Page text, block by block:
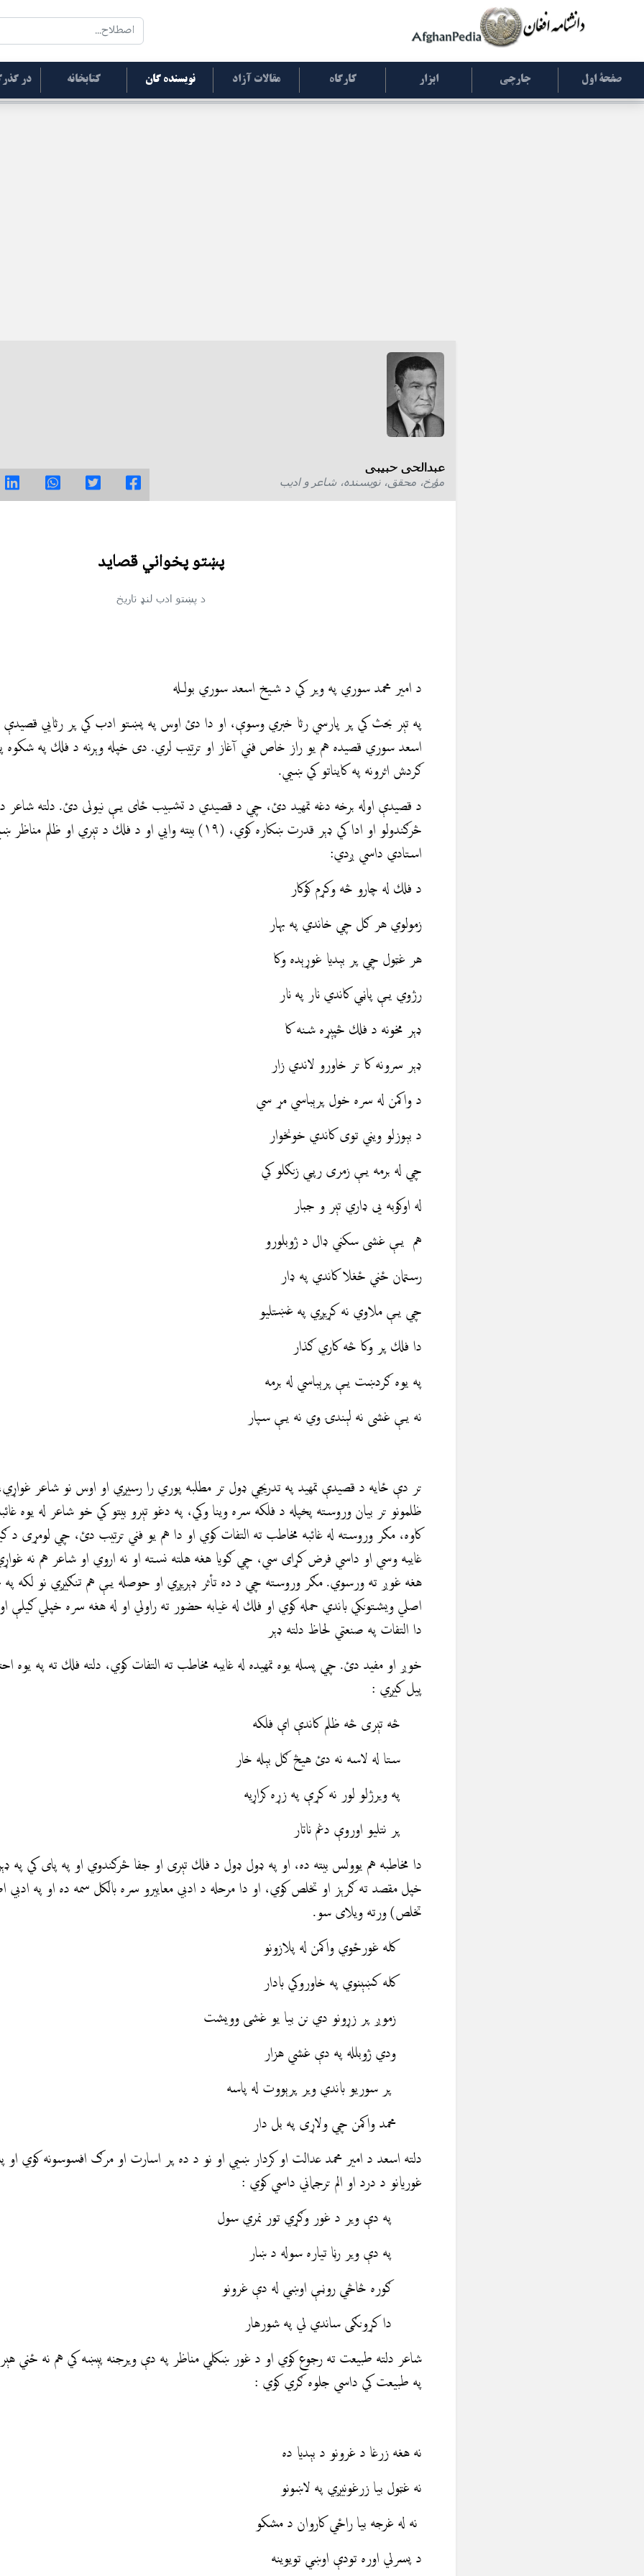
صفحۀ اول جارچی ابزار کارگاه مقالات آزاد نویسنده گان کتابخانه در
عبدالحی حبیبی
مؤرخ، محقق، نویسنده، شاعر و ادیب
پښتو پخواني قصايد
د پښتو ادب لنډ تاريخ
د امیر محمد سوري په وير کي د شيخ اسعد سوري بولـله
په تېر بحث کي پر پارسي رثا خبري وسوې، او دا دئ اوس په پښتو ادب کي پر رثايي
اسعد سوري قصيده هم یو راز خاص فني آغاز او ترتيب لري. دی خپله وېرنه د فلك په شكوه
ګردش اثرونه په کايناتو کي ښيي.
د قصيدې اوله برخه دغه تمهید دئ، چي د قصيدي د تشبيب ځای یې نيولى دئ. دلته شاعر
څرګندولو او ادا کي ډېر قدرت ښکاره کوي، (۱۹) بيته وايي او د فلك د تېري او
استادي داسي ږدي:
د فلك له چارو څه وكړم كوكار
زمولوي هر ګل چي خاندي په بهار
هر غټول چي پر بېديا غوړېده وکا
رژوي يې پاڼي کاندي نار په نار
ډېر مخونه د فلك څپېړه شنه كا
ډېر سرونه کا تر خاورو لاندي زار
د واکمن له سره خول پرېباسي مړ سي
د بېوزلو ويني توی کاندي خونخوار
چي له برمه يې زمری رپي زنګلو کي
له اوکوبه یی ډاري تېر و جبار
هم يې غشى سكني ډال د ژوبلورو
رستمان ځني ځغلا كاندي په ډار
چي يې ملاوي نه کړيږي په غښتليو
دا فلك پر وكا څه كاري ګذار
په یوه ګردښت يې پرېباسي له برمه
نه یې غشى نه لېندۍ وي نه یې سپار
تر دې ځايه د قصيدې تمهيد په تدریجي ډول تر مطلبه پوري را رسيږي او اوس نو شاعر
ظلمونو تر بیان وروسته پخپله د فلکه سره وينا وکي، په دغو تېرو بيتو كي خو شاعر له يوه
کاوه، مګر وروسته له غائبه مخاطب ته التفات کوي او دا هم يو فني ترتيب دئ، چي لومړی د
غايبه وسي او داسي فرض کړای سي، چي ګويا هغه هلته نسته او نه اروي او شاعر هم نه
هغه غوږ ته ورسوي. مګر وروسته چي د ده تأثر ډېريږي او حوصله يې هم تنګیږي نو لکه
اصلي ويشتونكي باندي حمله كوي او فلك له غيابه حضور ته راولي او له هغه سره خپلي ګيلې
دا التفات په صنعتي لحاظ دلته ډېر
خوږ او مفيد دئ. چي پسله يوه تمهيده له غايبه مخاطب ته التفات كوي، دلته فلك ته په يوه
پيل كيږي :
څه تېری څه ظلم کاندې اې فلکه
ستا له لاسه نه دئ هيڅ ګل بېله خار
په ويرژلو لور نه کړې په زړه کراړيه
پر نتلیو اوروې دغم ناتار
دا مخاطبه هم يوولس بيته ده، او په ډول ډول د فلك تېرى او جفا څرګندوي او په پای کي په
خپل مقصد ته ګرېز او تخلص كوي، او دا مرحله د ادبي معاييرو سره بالكل سمه ده او په
تخلص) ورته ویلای سو.
کله غورځوي واكمن له پلازونو
کله کښېنوي په خاوروكي بادار
زموږ پر زړونو دي نن بیا یو غشی وویشت
ودي ژوبلله په دې غشي هزار
پر سوريو باندي وير پرېووت له پاسه
محمد واكمن چي ولاړی په بل دار
دلته اسعد د امیر محمد عدالت او کردار ښيي او نو د ده پر اسارت او مرګ افسوسونه کوي
غوريانو د درد او الم ترجماني داسي كوي :
په دې ویر د غور وګړي تور نمري سول
په دې وير رڼا تياره سوله د ښار
ګوره څاڅي روڼې اوښي له دې غرونو
دا کړونګی ساندي لي په شورهار
شاعر دلته طبیعت ته رجوع کوي او د غور ښکلي مناظر په دې ويرجنه پېښه کي هم نه ځني
په طبيعت کي داسي جلوه ګري کوي :
نه هغه زرغا د غرونو د بېديا ده
نه غټول بیا زرغونيږي په لاښونو
نه له غرجه بيا راځي کاروان د مشکو
د پسرلي اوره تودې اوښي تويوينه